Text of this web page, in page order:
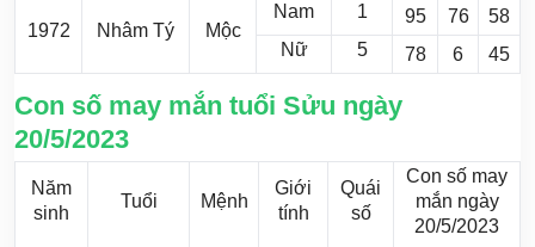
1972 Nhâm Tý Mộc
Nam 1 95 76
58
Nữ
5 78 6 45
Con số may mắn tuổi Sửu ngày
20/5/2023
Năm
sinh
Tuổi Mệnh
Giới
tính
Quái
số
Con số may
mắn ngày
20/5/2023